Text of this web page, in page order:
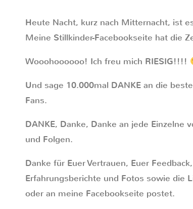
Heute Nacht, kurz nach Mitternacht, ist
Meine Stillkinder-Facebookseite hat die
Wooohoooooo! Ich freu mich RIESIG!!!!
Und sage 10.000mal DANKE an die
Fans.
DANKE, Danke, Danke an jede Einzelne
und Folgen.
Danke für Euer Vertrauen, Euer
Erfahrungsberichte und Fotos sowie die
oder an meine Facebookseite postet.